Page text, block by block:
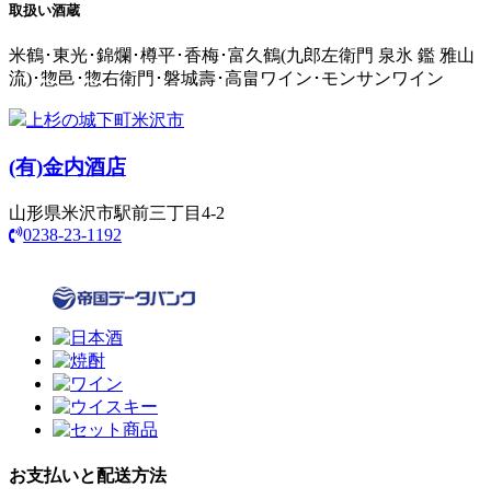
取扱い酒蔵
米鶴･東光･錦爛･樽平･香梅･富久鶴(九郎左衛門 泉氷 鑑 雅山
流)･惣邑･惣右衛門･磐城壽･高畠ワイン･モンサンワイン
上杉の城下町米沢市
(有)金内酒店
山形県米沢市駅前三丁目4-2
0238-23-1192
お支払いと配送方法